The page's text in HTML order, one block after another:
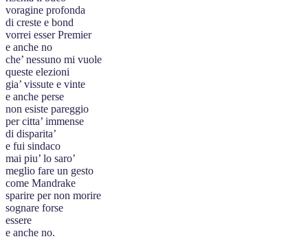
voragine profonda
di creste e bond
vorrei esser Premier
e anche no
che’ nessuno mi vuole
queste elezioni
gia’ vissute e vinte
e anche perse
non esiste pareggio
per citta’ immense
di disparita’
e fui sindaco
mai piu’ lo saro’
meglio fare un gesto
come Mandrake
sparire per non morire
sognare forse
essere
e anche no.